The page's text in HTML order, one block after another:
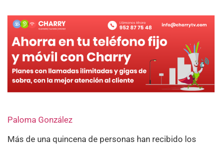
Paloma González
Más de una quincena de personas han recibido los